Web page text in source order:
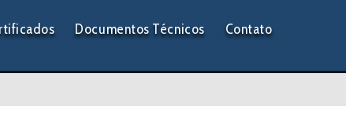
Documentos Técnicos Contato